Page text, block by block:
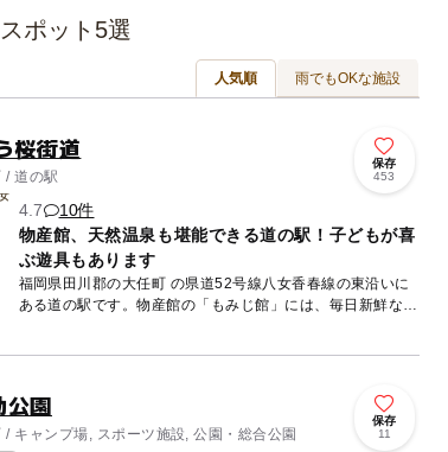
ポット5選
人気順 雨でもOKな施設
桜街道
/ 道の駅
保存
453
4.7
10件
物産館、天然温泉も堪能できる道の駅！子どもが喜
ぶ遊具もあります
福岡県田川郡の大任町 の県道52号線八女香春線の東沿いに
ある道の駅です。物産館の「もみじ館」には、毎日新鮮な農
公園
/ キャンプ場, スポーツ施設, 公園・総合公園
保存
11